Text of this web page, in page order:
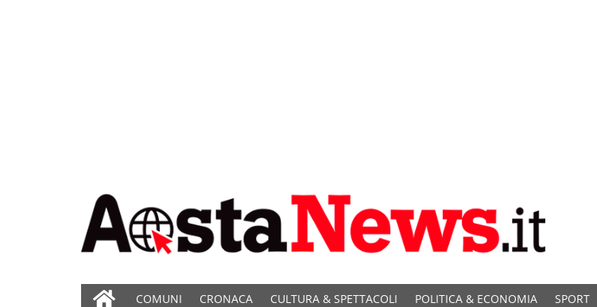
COMUNI CRONACA CULTURA & SPETTACOLI POLITICA & ECONOMIA SPORT